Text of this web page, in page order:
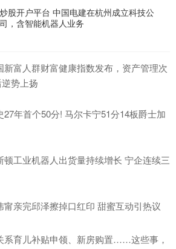
炒股开户平台 中国电建在杭州成立科技公
司，含智能机器人业务
新富人群财富健康指数发布，资产管理次
势上扬
年首个50分! 马尔卡宁51分14板爵士加
顿工业机器人出货量持续增长 宁企连续三
甯亲完邱泽擦掉口红印 甜蜜互动引热议
系育儿补贴申领、新房购置……这些事，